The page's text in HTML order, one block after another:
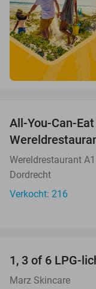
All-You-Can-
Wereldrestaurant
Dordrecht
Verkocht: 216
1, 3 of 6 LPG-
Marz Skincare